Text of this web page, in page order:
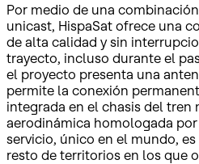
Por medio de una
unicast, HispaSat ofrece una
de alta calidad y sin
trayecto, incluso durante el
el proyecto presenta una
permite la conexión
integrada en el chasis del tren
aerodinámica homologada
servicio, único en el mundo,
resto de territorios en los que